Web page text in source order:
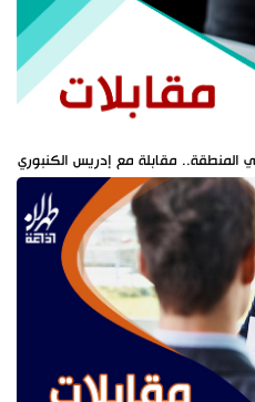
المنطقة.. مقابلة مع إدريس الكنبوري